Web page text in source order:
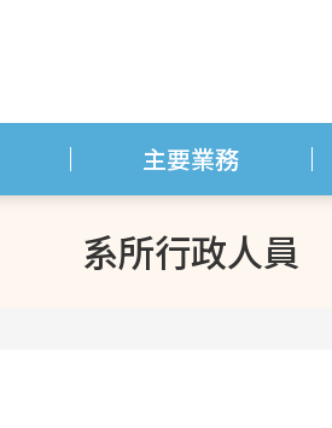
主要業務
系所行政人員